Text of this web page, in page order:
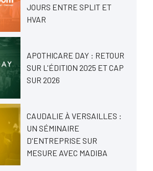
JOURS ENTRE SPLIT ET
HVAR
APOTHICARE DAY : RETOUR
SUR L'ÉDITION 2025 ET CAP
SUR 2026
CAUDALIE À VERSAILLES :
UN SÉMINAIRE
D'ENTREPRISE SUR
MESURE AVEC MADIBA